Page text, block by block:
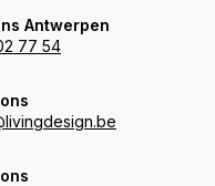
Antwerpen
77 54